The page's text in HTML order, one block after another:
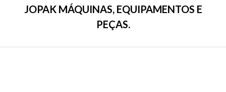
JOPAK MÁQUINAS, EQUIPAMENTOS E
PEÇAS.